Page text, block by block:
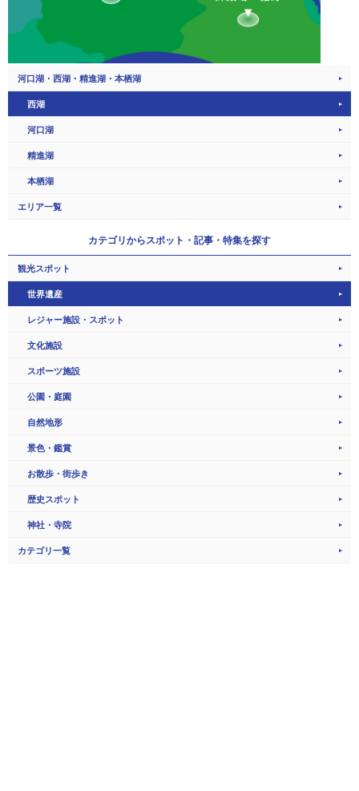
河口湖・西湖・精進湖・本栖湖
西湖
河口湖
精進湖
本栖湖
エリア一覧
カテゴリからスポット・記事・特集を探す
観光スポット
世界遺産
レジャー施設・スポット
文化施設
スポーツ施設
公園・庭園
自然地形
景色・鑑賞
お散歩・街歩き
歴史スポット
神社・寺院
カテゴリ一覧